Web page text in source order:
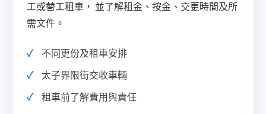
工或替工租車， 並了解租金、按金、交更時間及所
需文件。
不同更份及租車安排
太子界限街交收車輛
租車前了解費用與責任